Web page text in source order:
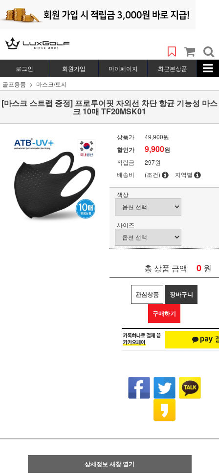
로그인 회원가입 마이페이지
최근본상품
골프용품
마스크/토시
[마스크 스트랩 증정] 프로투어핏 자외선 차단 항균 기능성 마스
크 10매 TF20MSK01
상품가 49,900원
할인가 9,900원
적립금
297원
배송비
(조건) 지역별
색상
사이즈
총 상품 금액 0 원
관심상품 장바구니
구매하기
상세정보 새창 열기